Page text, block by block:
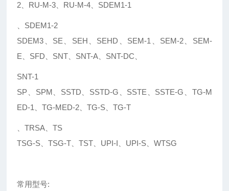
2、RU-M-3、RU-M-4、SDEM1-1
、SDEM1-2
SDEM3、SE、SEH、SEHD、SEM-1、SEM-2、SEM-
E、SFD、SNT、SNT-A、SNT-DC、
SNT-1
SP、SPM、SSTD、SSTD-G、SSTE、SSTE-G、TG-M
ED-1、TG-MED-2、TG-S、TG-T
、TRSA、TS
TSG-S、TSG-T、TST、UPI-I、UPI-S、WTSG
常用型号: